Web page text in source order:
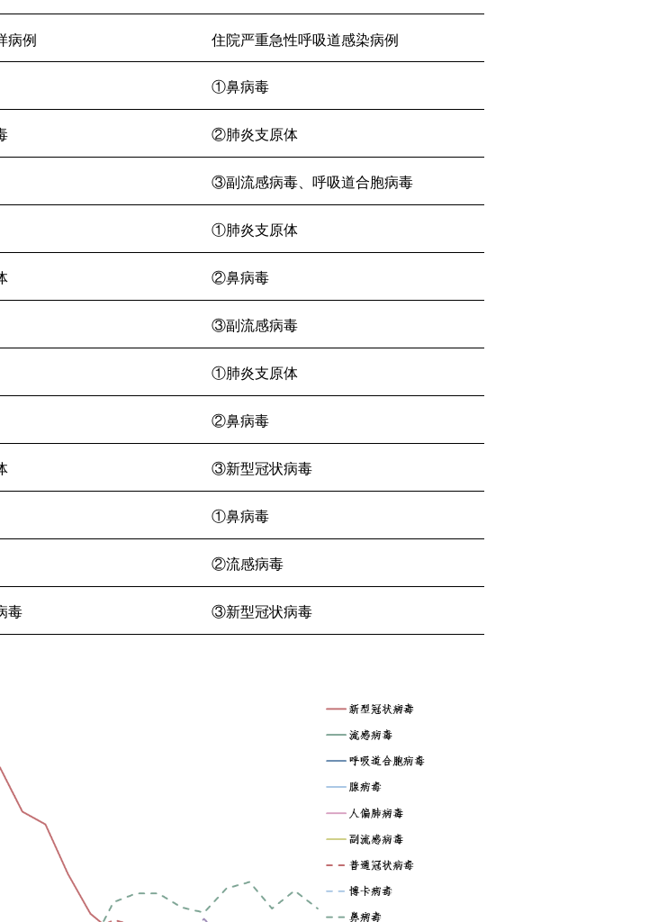
病例 住院严重急性呼吸道感染病例
①鼻病毒
②肺炎支原体
③副流感病毒、呼吸道合胞病毒
①肺炎支原体
②鼻病毒
③副流感病毒
①肺炎支原体
②鼻病毒
③新型冠状病毒
①鼻病毒
②流感病毒
毒 ③新型冠状病毒